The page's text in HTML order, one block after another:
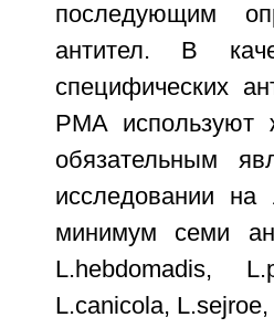
последующим
антител. В
специфических
РМА используют
обязательным
исследовании на
минимум семи
L.hebdomadis,
L.canicola,